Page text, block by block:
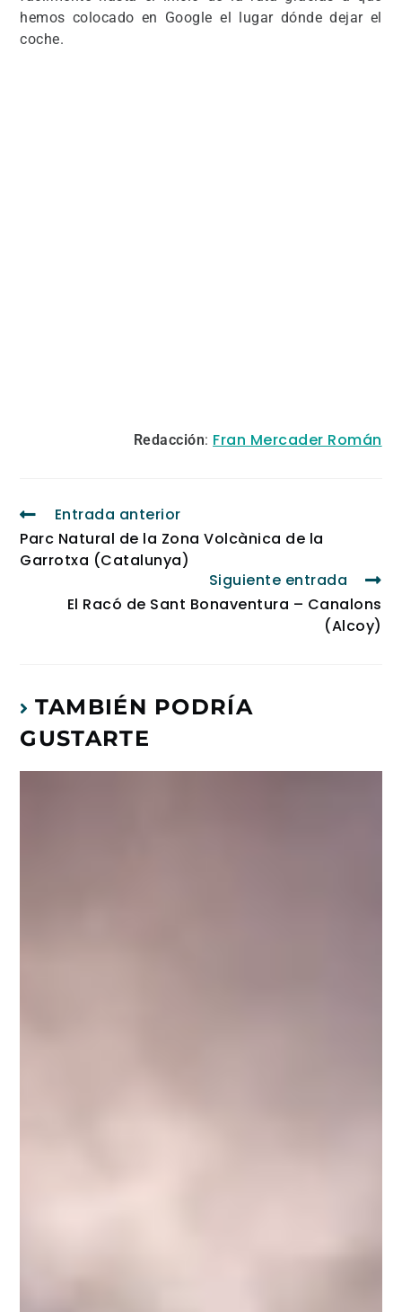
hemos colocado en Google el lugar dónde dejar el
coche.
Redacción: Fran Mercader Román
Entrada anterior
Parc Natural de la Zona Volcànica de la
Garrotxa (Catalunya)
Siguiente entrada
El Racó de Sant Bonaventura – Canalons
(Alcoy)
TAMBIÉN PODRÍA
GUSTARTE